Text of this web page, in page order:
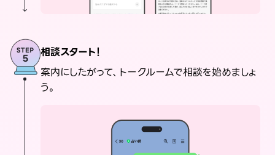
相談スタート！
案内にしたがって、トークルームで相談を始めましょ
う。